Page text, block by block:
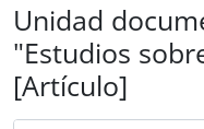
Unidad
"Estudios
[Artículo]
DCE-JMG - Fondo
ScFP - Función
ScAL -